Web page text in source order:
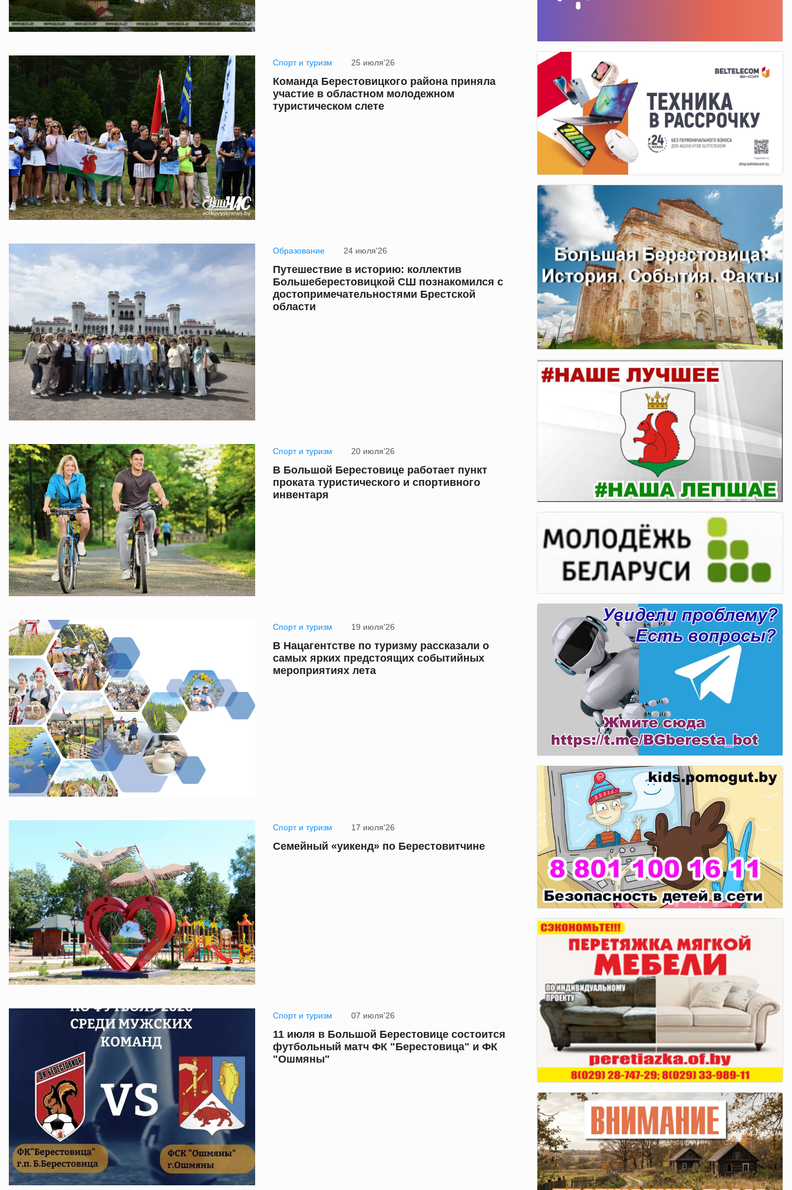
Спорт и туризм 25 июля'26
Команда Берестовицкого района приняла
участие в областном молодежном
туристическом слете
Образование 24 июля'26
Путешествие в историю: коллектив
Большеберестовицкой СШ познакомился с
достопримечательностями Брестской
области
Спорт и туризм 20 июля'26
В Большой Берестовице работает пункт
проката туристического и спортивного
инвентаря
Спорт и туризм 19 июля'26
В Нацагентстве по туризму рассказали о
самых ярких предстоящих событийных
мероприятиях лета
Спорт и туризм 17 июля'26
Семейный «уикенд» по Берестовитчине
Спорт и туризм 07 июля'26
11 июля в Большой Берестовице состоится
футбольный матч ФК "Берестовица" и ФК
"Ошмяны"